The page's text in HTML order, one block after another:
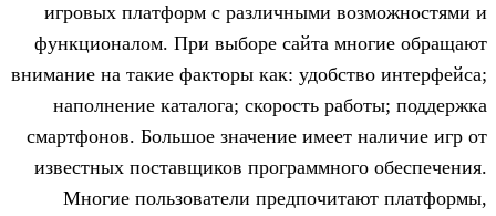
игровых платформ с различными
функционалом. При выборе сайта
внимание на такие факторы как:
наполнение каталога; скорость
смартфонов. Большое значение
известных поставщиков
Многие пользователи